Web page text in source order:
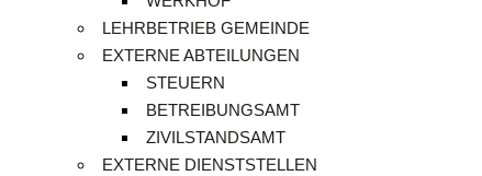
LEHRBETRIEB GEMEINDE
EXTERNE ABTEILUNGEN
STEUERN
BETREIBUNGSAMT
ZIVILSTANDSAMT
EXTERNE DIENSTSTELLEN